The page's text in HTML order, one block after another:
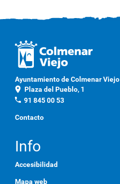
Ayuntamiento de Colmenar Viejo
location_on Plaza del Pueblo, 1
phone 91 845 00 53
Contacto
Info
Accesibilidad
Mapa web